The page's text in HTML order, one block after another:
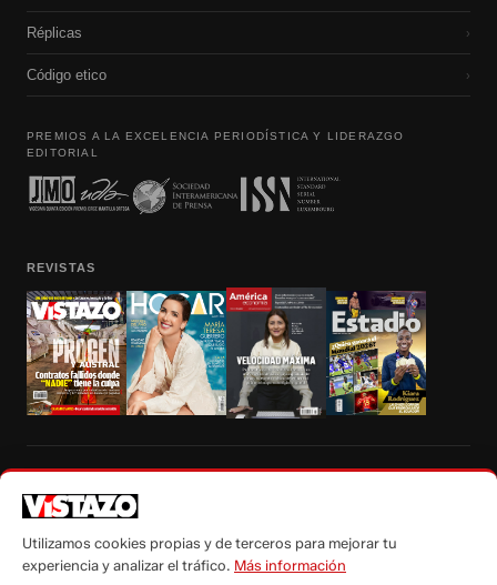
Réplicas ›
Código etico ›
PREMIOS A LA EXCELENCIA PERIODÍSTICA Y LIDERAZGO
EDITORIAL
REVISTAS
autorización escrita de su titular, de todos los contenidos de Vistazo.com.
Utilizamos cookies propias y de terceros para mejorar tu
experiencia y analizar el tráfico. Más información